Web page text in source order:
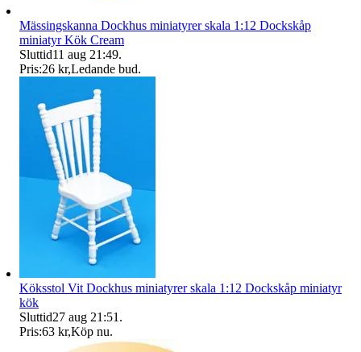
Mässingskanna Dockhus miniatyrer skala 1:12 Dockskåp
miniatyr Kök Cream
Sluttid11 aug 21:49.
Pris:26 kr,Ledande bud.
Köksstol Vit Dockhus miniatyrer skala 1:12 Dockskåp miniatyr
kök
Sluttid27 aug 21:51 .
Pris:63 kr,Köp nu.